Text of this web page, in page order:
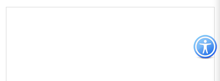
כפתור
לפתיחת
תפריט
נגישות